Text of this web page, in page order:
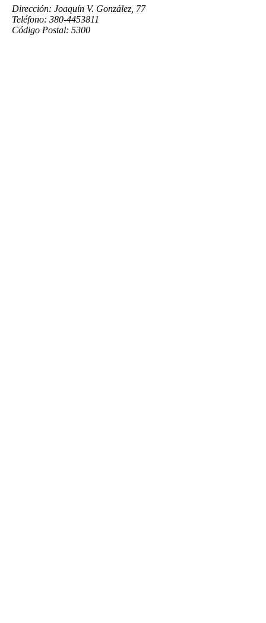
Dirección: Joaquín V. González, 77
Teléfono: 380-4453811
Código Postal: 5300